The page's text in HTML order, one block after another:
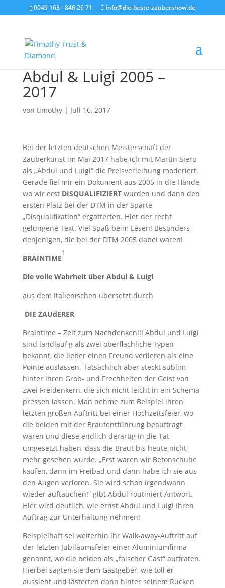
0049 163 - 846 26 71 info@die-beste-zaubershow.de
Abdul & Luigi 2005 –
2017
von timothy| Juli 16, 2017
Bei der letzten deutschen Meisterschaft der
Zauberkunst im Mai 2017 habe ich mit Martin Sierp
als „Abdul und Luigi“ die Preisverleihung moderiert.
Gerade fiel mir ein Dokument aus 2005 in die Hände,
wo wir erst DISQUALIFIZIERTwurden und dann den
ersten Platz bei der DTM in der Sparte
„Disqualifikation“ ergatterten. Hier der recht
gelungene Text. Viel Spaß beim Lesen! Besonders
denjenigen, die bei der DTM 2005 dabei waren!
BRAINTIME
1
Die volle Wahrheit über Abdul & Luigi
aus dem Italienischen übersetzt durch
DIE ZAUdERER
Braintime – Zeit zum Nachdenken!!! Abdul und Luigi
sind landläufig als zwei oberflächliche Typen
bekannt, die lieber einen Freund verlieren als eine
Pointe auslassen. Tatsächlich aber steckt sublim
hinter ihren Grob- und Frechheiten der Geist von
zwei Freidenkern, die sich nicht leicht in ein Schema
pressen lassen. Man nehme zum Beispiel ihren
letzten großen Auftritt bei einer Hochzeitsfeier, wo
die beiden mit der Brautentführung beauftragt
waren und diese endlich derartig in die Tat
umgesetzt haben, dass die Braut bis heute nicht
mehr gesehen wurde. „Erst waren wir Betonschuhe
kaufen, dann im Freibad und dann habe ich sie aus
den Augen verloren. Sie wird schon irgendwann
wieder auftauchen!“ gibt Abdul routiniert Antwort.
Hier wird deutlich, wie ernst Abdul und Luigi Ihren
Auftrag zur Unterhaltung nehmen!
Beispielhaft sei weiterhin ihr Walk-away-Auftritt auf
der letzten Jubiläumsfeier einer Aluminiumfirma
genannt, wo die beiden als „falscher Gast“ auftraten.
Hierbei sagten sie dem Gastgeber, wie toll er
aussieht und lästerten dann hinter seinem Rücken